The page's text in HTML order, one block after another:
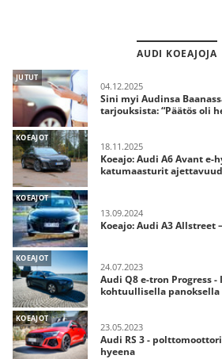
AUDI KOEAJOJA
JUTUT
04.12.2025
Sini myi Audinsa
tarjouksista: “Päätös oli
KOEAJOT
18.11.2025
Koeajo: Audi A6 Avant
katumaasturit
KOEAJOT
13.09.2024
Koeajo: Audi A3 Allstreet
KOEAJOT
24.07.2023
Audi Q8 e-tron Progress -
kohtuullisella panoksella
KOEAJOT
23.05.2023
Audi RS 3 -
hyeena